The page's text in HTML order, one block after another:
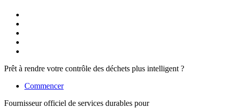
Prêt à rendre votre contrôle des déchets plus intelligent ?
Commencer
Fournisseur officiel de services durables pour